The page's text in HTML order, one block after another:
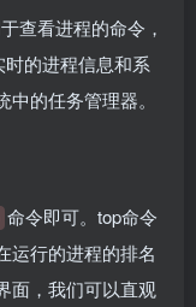
查看进程的命令，
的进程信息和系
的任务管理器。
命令即可。top命令
运行的进程的排名
面，我们可以直观